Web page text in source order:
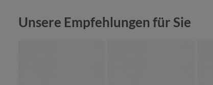
Produktgalerie überspringen
Unsere Empfehlungen für Sie